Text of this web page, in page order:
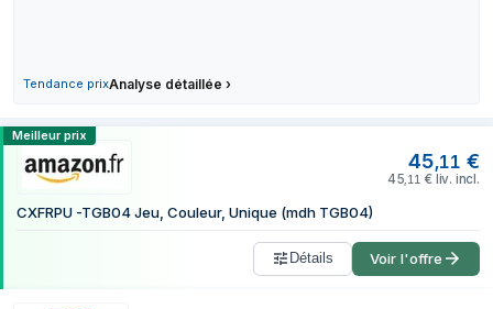
Tendance prixAnalyse détaillée ›
Comparer les prix de RoboTime
Meilleur prix
45,11 €
45 11 € liv. incl.
CXFRPU -TGB04 Jeu, Couleur, Unique (mdh TGB04)
Détails Voir l'offre